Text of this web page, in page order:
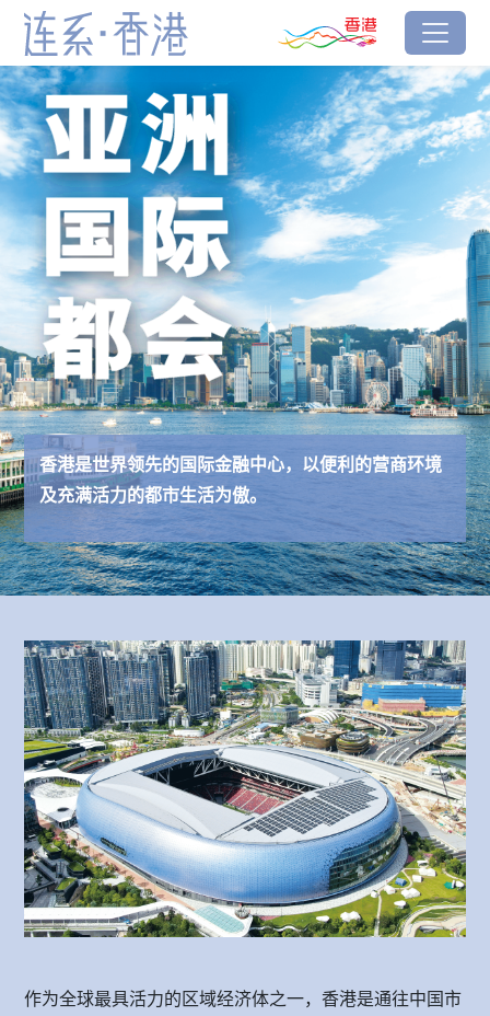
跳到主要内容
连系‧香港 香港品牌
主页
香港是世界领先的国际金融中心，以便利的营商环境
及充满活力的都市生活为傲。
作为全球最具活力的区域经济体之一，香港是通往中国市